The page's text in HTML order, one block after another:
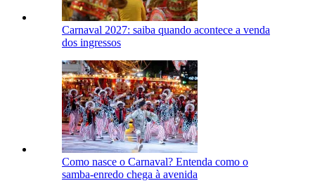
Carnaval 2027: saiba quando acontece a venda
dos ingressos
Como nasce o Carnaval? Entenda como o
samba-enredo chega à avenida